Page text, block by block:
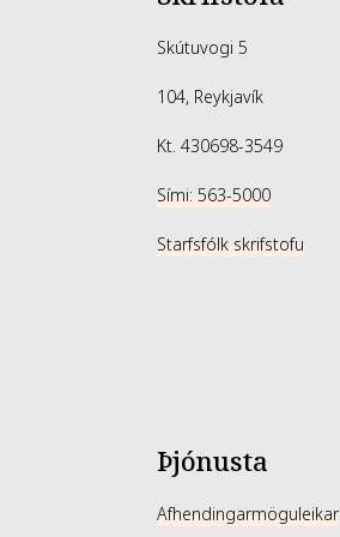
Skútuvogi 5
104, Reykjavík
Kt. 430698-3549
Sími: 563-5000
Starfsfólk skrifstofu
Þjónusta
Afhendingarmöguleikar